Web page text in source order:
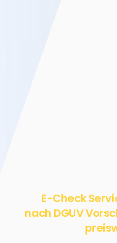
E-Check
nach DGUV